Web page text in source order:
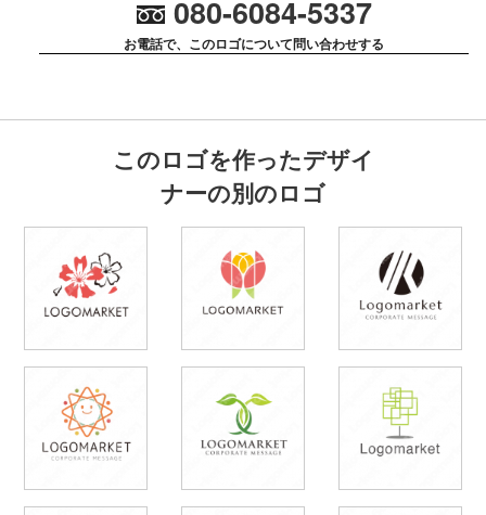
080-6084-5337
お電話で、このロゴについて問い合わせする
このロゴを作ったデザイ
ナーの別のロゴ